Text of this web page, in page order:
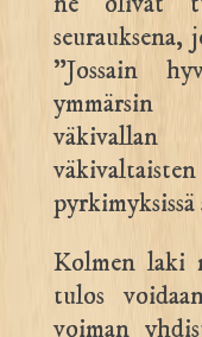
”Jossain
ymmärsin
väkivallan
Kolmen laki
tulos
voiman